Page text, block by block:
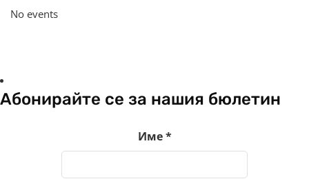
No events
Абонирайте се за нашия бюлетин
Име*